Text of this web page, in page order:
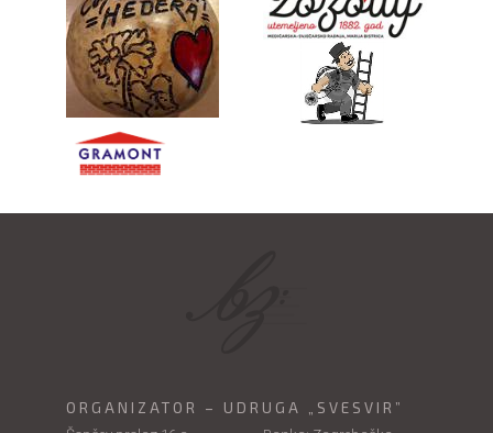
ORGANIZATOR – UDRUGA „SVESVIR”